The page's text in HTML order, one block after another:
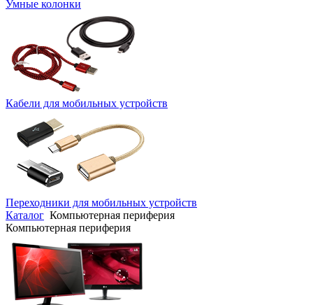
Умные колонки
Кабели для мобильных устройств
Переходники для мобильных устройств
Каталог Компьютерная периферия
Компьютерная периферия